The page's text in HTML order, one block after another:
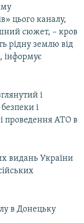
цього каналу,
сюжет, – кров
рідну землю від
інформує
і
і
проведення АТО в
видань України
в Донецьку